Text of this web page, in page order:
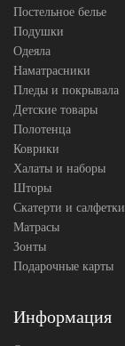
Постельное белье
Подушки
Одеяла
Наматрасники
Пледы и покрывала
Детские товары
Полотенца
Коврики
Халаты и наборы
Шторы
Скатерти и салфетки
Матрасы
Зонты
Подарочные карты
Информация